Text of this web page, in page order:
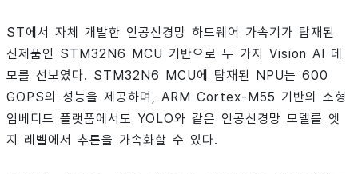
ST에서 자체 개발한 인공신경망 하드웨어 가속기가 탑재된
신제품인 STM32N6 MCU 기반으로 두 가지 Vision AI 데
모를 선보였다. STM32N6 MCU에 탑재된 NPU는 600
GOPS의 성능을 제공하며, ARM Cortex-M55 기반의 소형
임베디드 플랫폼에서도 YOLO와 같은 인공신경망 모델를 엣
지 레벨에서 추론을 가속화할 수 있다.